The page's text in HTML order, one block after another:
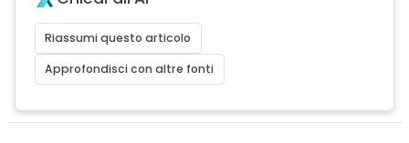
Riassumi questo articolo
Approfondisci con altre fonti